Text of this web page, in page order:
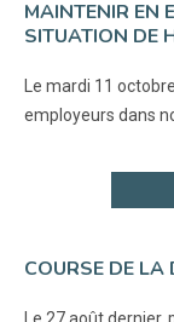
MAINTENIR EN
SITUATION DE
Le mardi 11
employeurs dans
COURSE DE